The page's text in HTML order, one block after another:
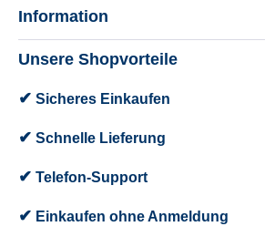
Information
Unsere Shopvorteile
✔ Sicheres Einkaufen
✔ Schnelle Lieferung
✔ Telefon-Support
✔ Einkaufen ohne Anmeldung